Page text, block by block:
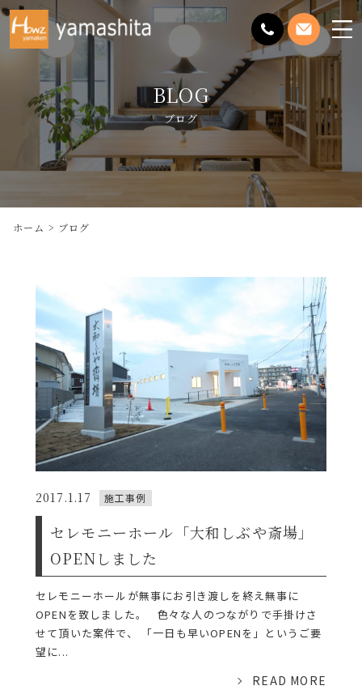
メ
ニ
を
開
く
BLOG
ブログ
ホーム ブログ
2017.1.17 施工事例
セレモニーホール「大和しぶや斎場」
OPENしました
セレモニーホールが無事にお引き渡しを終え無事に
OPENを致しました。 色々な人のつながりで手掛けさ
せて頂いた案件で、 「一日も早いOPENを」というご要
望に...
READ MORE